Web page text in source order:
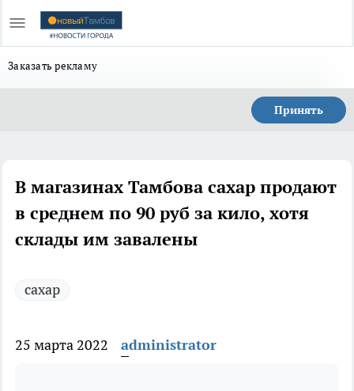
Заказать рекламу
Принять
В магазинах Тамбова сахар продают
в среднем по 90 руб за кило, хотя
склады им завалены
сахар
25 марта 2022 administrator